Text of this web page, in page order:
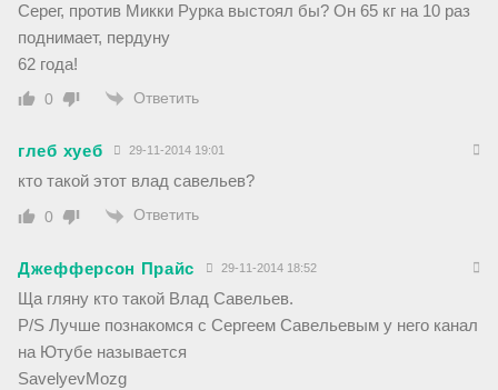
Серег, против Микки Рурка выстоял бы? Он 65 кг на 10 раз
поднимает, пердуну
62 года!
0 Ответить
глеб хуеб 29-11-2014 19:01
кто такой этот влад савельев?
0 Ответить
Джефферсон Прайс 29-11-2014 18:52
Ща гляну кто такой Влад Савельев.
P/S Лучше познакомся с Сергеем Савельевым у него канал
на Ютубе называется
SavelyevMozg